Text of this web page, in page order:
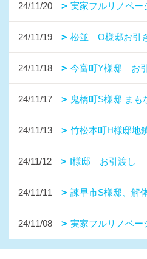
24/11/20 実家フルリノベー
24/11/19 松並 O様邸お引
24/11/18 今富町Y様邸 お
24/11/17 鬼橋町S様邸 まも
24/11/13 竹松本町H様邸地
24/11/12 I様邸 お引渡し
24/11/11 諫早市S様邸、解
24/11/08 実家フルリノベー